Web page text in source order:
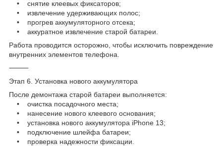
• снятие клеевых фиксаторов;
• извлечение удерживающих полос;
• прогрев аккумуляторного отсека;
• аккуратное извлечение старой батареи.
Работа проводится осторожно, чтобы исключить повреждение
внутренних элементов телефона.
⸻
Этап 6. Установка нового аккумулятора
После демонтажа старой батареи выполняется:
• очистка посадочного места;
• нанесение нового клеевого основания;
• установка нового аккумулятора iPhone 13;
• подключение шлейфа батареи;
• проверка надежности фиксации.